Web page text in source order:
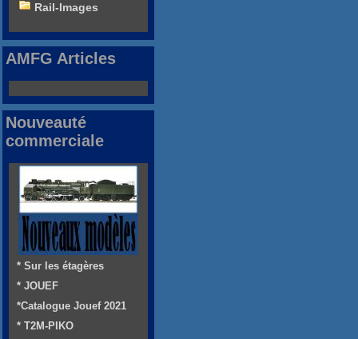
Rail-Images
AMFG Articles
Nouveauté
commerciale
* Sur les étagères
* JOUEF
*Catalogue Jouef 2021
* T2M-PIKO